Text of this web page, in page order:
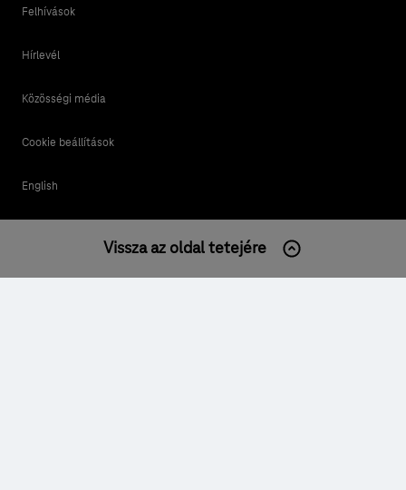
Felhívások
Hírlevél
Közösségi média
Cookie beállítások
English
Vissza az oldal tetejére